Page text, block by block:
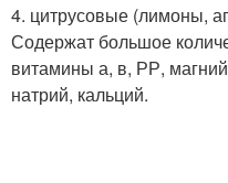
4. цитрусовые (лимоны,
Содержат большое
витамины а, в, РР,
натрий, кальций.